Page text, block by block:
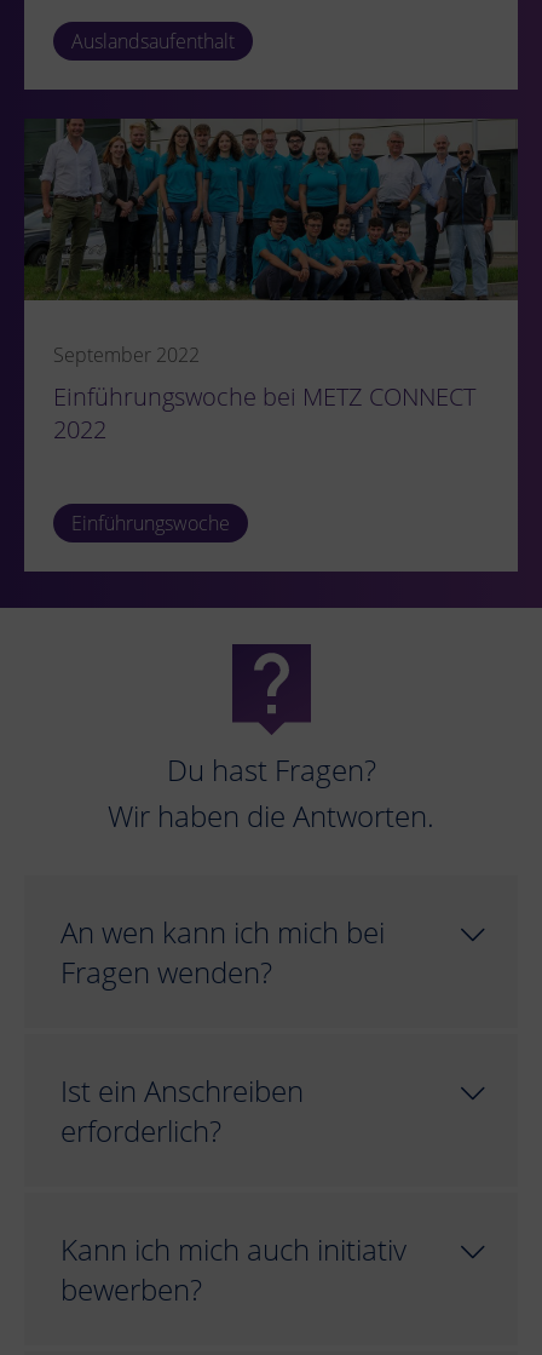
Auslandsaufenthalt
September 2022
Einführungswoche bei METZ CONNECT
2022
Einführungswoche
Du hast Fragen?
Wir haben die Antworten.
An wen kann ich mich bei
Fragen wenden?
Ist ein Anschreiben
erforderlich?
Kann ich mich auch initiativ
bewerben?